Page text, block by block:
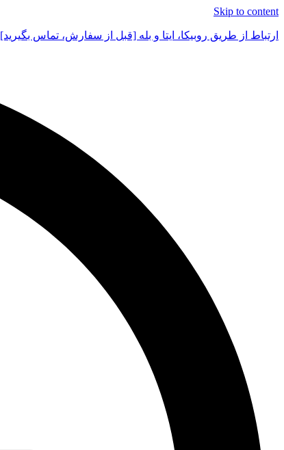
Skip to content
ارتباط از طریق روبیکا، ایتا و بله [قبل از سفارش، تماس بگیرید]